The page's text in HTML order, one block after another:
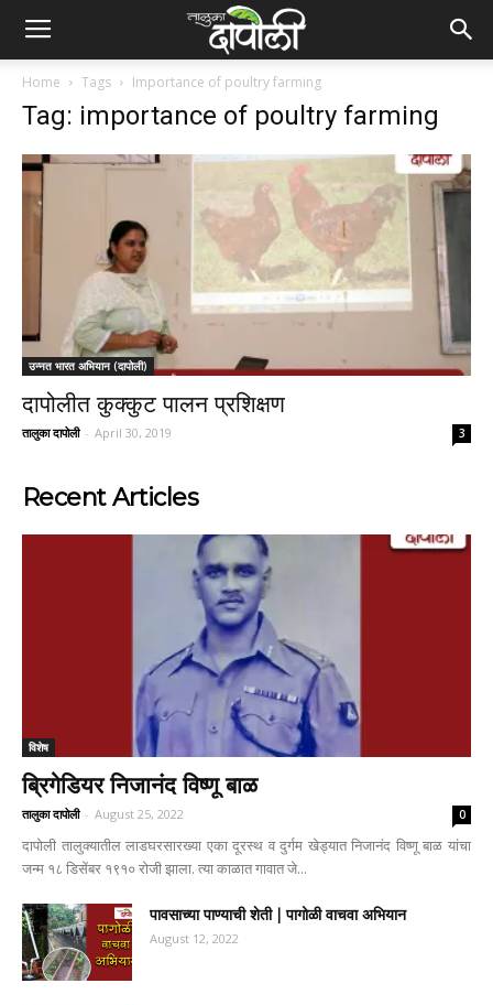
Home Tags Importance of poultry farming
Tag: importance of poultry farming
उन्नत भारत अभियान (दापोली)
दापोलीत कुक्कुट पालन प्रशिक्षण
तालुका दापोली - April 30, 2019 3
Recent Articles
विशेष
ब्रिगेडियर निजानंद विष्णू बाळ
तालुका दापोली - August 25, 2022 0
दापोली तालुक्यातील लाडघरसारख्या एका दूरस्थ व दुर्गम खेड्यात निजानंद विष्णू बाळ यांचा
जन्म १८ डिसेंबर १९१० रोजी झाला. त्या काळात गावात जे...
पावसाच्या पाण्याची शेती | पागोळी वाचवा अभियान
August 12, 2022